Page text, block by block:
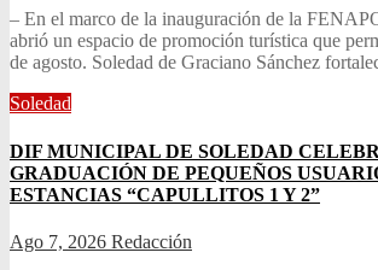
– En el marco de la inauguración de la
abrió un espacio de promoción turística que
de agosto. Soledad de Graciano Sánchez
Soledad
DIF MUNICIPAL DE SOLEDAD
GRADUACIÓN DE PEQUEÑOS
ESTANCIAS “CAPULLITOS 1 Y 2”
Ago 7, 2026 Redacción